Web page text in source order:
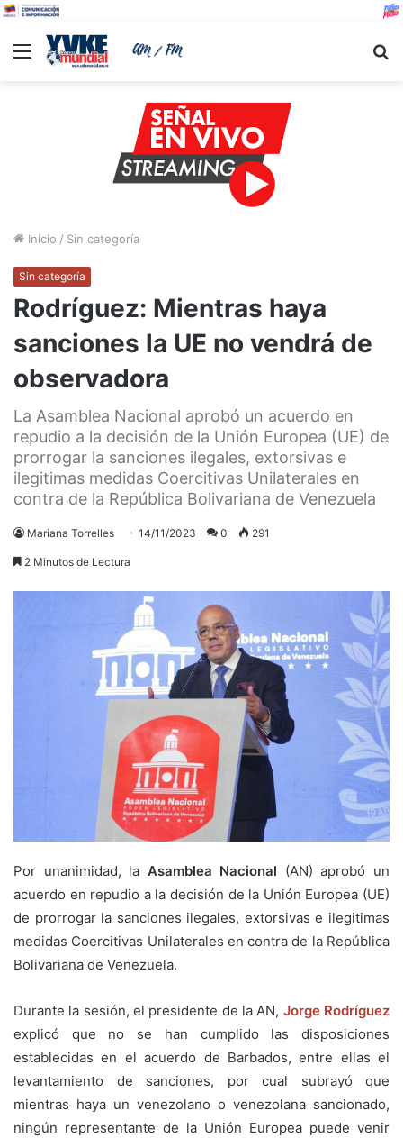
Menu
Inicio / Sin categoría
Sin categoría
Rodríguez: Mientras haya
sanciones la UE no vendrá de
observadora
La Asamblea Nacional aprobó un acuerdo en
repudio a la decisión de la Unión Europea (UE) de
prorrogar la sanciones ilegales, extorsivas e
ilegitimas medidas Coercitivas Unilaterales en
contra de la República Bolivariana de Venezuela
Mariana Torrelles 14/11/2023 0 291
2 Minutos de Lectura
Por unanimidad, la Asamblea Nacional (AN) aprobó un
acuerdo en repudio a la decisión de la Unión Europea (UE)
de prorrogar la sanciones ilegales, extorsivas e ilegitimas
medidas Coercitivas Unilaterales en contra de la República
Bolivariana de Venezuela.
Durante la sesión, el presidente de la AN, Jorge Rodríguez
explicó que no se han cumplido las disposiciones
establecidas en el acuerdo de Barbados, entre ellas el
levantamiento de sanciones, por cual subrayó que
mientras haya un venezolano o venezolana sancionado,
ningún representante de la Unión Europea puede venir